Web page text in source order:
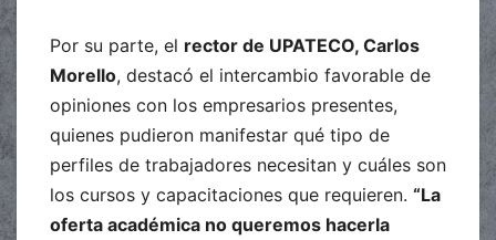
Por su parte, el rector de UPATECO, Carlos
Morello, destacó el intercambio favorable de
opiniones con los empresarios presentes,
quienes pudieron manifestar qué tipo de
perfiles de trabajadores necesitan y cuáles son
los cursos y capacitaciones que requieren. “La
oferta académica no queremos hacerla